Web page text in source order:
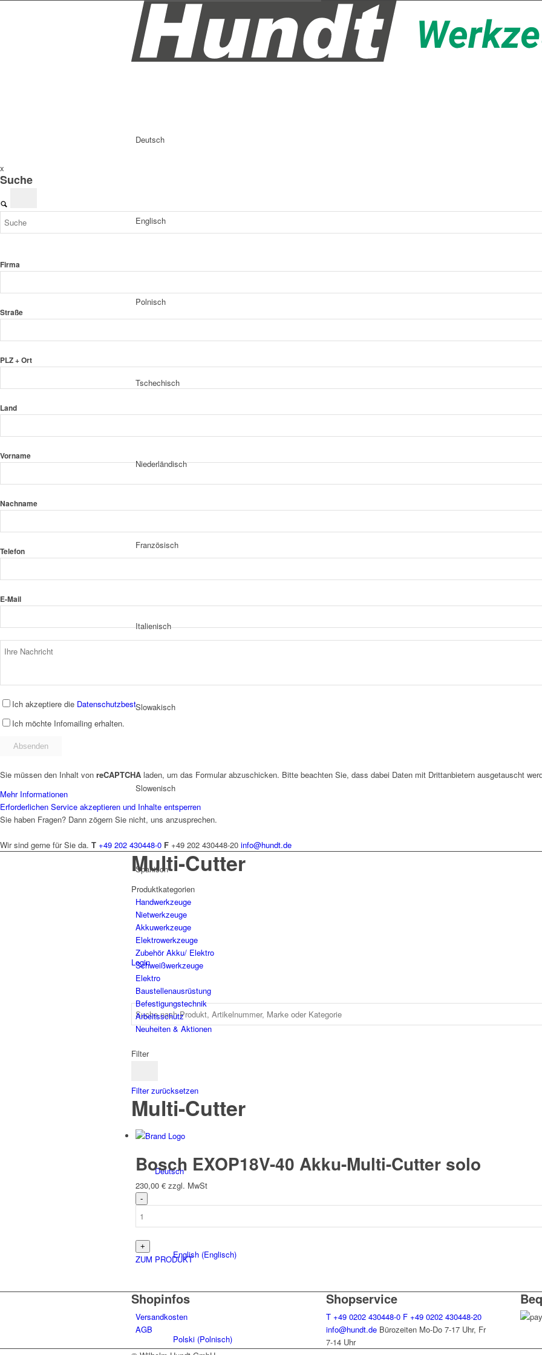
Deutsch
Englisch
Polnisch
Tschechisch
Niederländisch
Französisch
Italienisch
Slowakisch
Slowenisch
Spanisch
Login
Deutsch
English (Englisch)
Polski (Polnisch)
x
Suche
Firma
Straße
PLZ + Ort
Land
Vorname
Nachname
Telefon
E-Mail
Ich akzeptiere die Datenschutzbestimmungen.
Ich möchte Infomailing erhalten.
Sie müssen den Inhalt von reCAPTCHA laden, um das Formular abzuschicken. Bitte beachten Sie, dass dabei Daten mit Drittanbietern ausgetauscht
Mehr Informationen
Erforderlichen Service akzeptieren und Inhalte entsperren
Sie haben Fragen? Dann zögern Sie nicht, uns anzusprechen.
Wir sind gerne für Sie da. T +49 202 430448-0 F +49 202 430448-20 info@hundt.de
Multi-Cutter
Produktkategorien
Hand­werk­zeuge
Niet­werk­zeuge
Akkuwerkzeuge
Elektro­werk­zeuge
Zubehör Akku/ Elektro
Schweiß­werk­zeuge
Elektro
Bau­stellen­aus­rüstung
Befesti­gungs­technik
Arbeits­schutz
Neuheiten & Aktionen
Filter
Filter zurücksetzen
Multi-Cutter
Bosch EXOP18V-40 Akku-Multi-Cutter solo
230,00 € zzgl. MwSt
ZUM PRODUKT
Shopinfos
Versandkosten
AGB
Shopservice
T +49 0202 430448-0 F +49 0202 430448-20
info@hundt.de Bürozeiten Mo-Do 7-17 Uhr, Fr
7-14 Uhr